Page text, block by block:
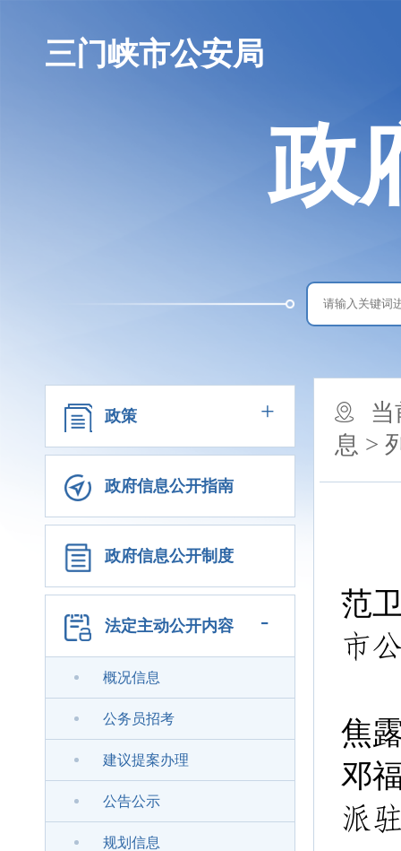
三门峡市公安局
政
政策 +
政府信息公开指南
政府信息公开制度
法定主动公开内容 -
概况信息
公务员招考
建议提案办理
公告公示
规划信息
息 >
范
市
焦
邓
派